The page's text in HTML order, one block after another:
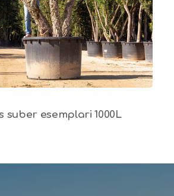
suber esemplari 1000L